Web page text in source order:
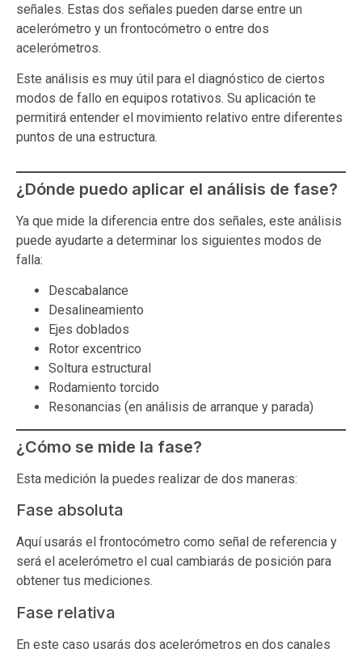
señales. Estas dos señales pueden darse entre un
acelerómetro y un frontocómetro o entre dos
acelerómetros.
Este análisis es muy útil para el diagnóstico de ciertos
modos de fallo en equipos rotativos. Su aplicación te
permitirá entender el movimiento relativo entre diferentes
puntos de una estructura.
¿Dónde puedo aplicar el análisis de fase?
Ya que mide la diferencia entre dos señales, este análisis
puede ayudarte a determinar los siguientes modos de
falla:
Descabalance
Desalineamiento
Ejes doblados
Rotor excentrico
Soltura estructural
Rodamiento torcido
Resonancias (en análisis de arranque y parada)
¿Cómo se mide la fase?
Esta medición la puedes realizar de dos maneras:
Fase absoluta
Aquí usarás el frontocómetro como señal de referencia y
será el acelerómetro el cual cambiarás de posición para
obtener tus mediciones.
Fase relativa
En este caso usarás dos acelerómetros en dos canales